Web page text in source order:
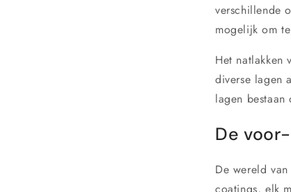
verschillende
mogelijk om
Het natlakken
diverse lagen
lagen
De
De wereld
coatings, elk